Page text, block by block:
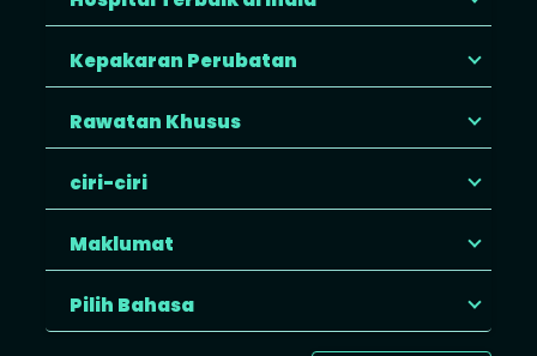
Kepakaran Perubatan
Rawatan Khusus
ciri-ciri
Maklumat
Pilih Bahasa